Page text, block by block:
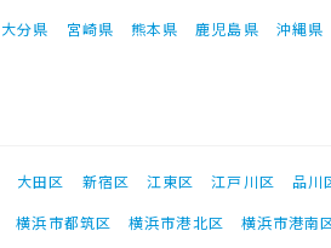
大分県 宮崎県 熊本県 鹿児島県 沖縄県
大田区 新宿区 江東区 江戸川区 品川
横浜市都筑区 横浜市港北区 横浜市港南